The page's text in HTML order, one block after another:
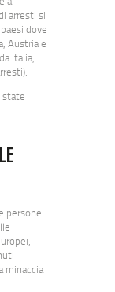
arresti si
dove
Austria e
Italia,
state
persone
minaccia